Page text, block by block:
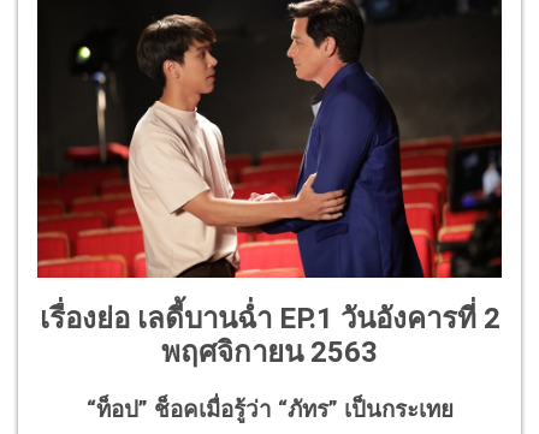
เรื่องย่อ เลดี้บานฉ่ำ EP.1 วันอังคารที่ 2
พฤศจิกายน 2563
“ท็อป” ช็อคเมื่อรู้ว่า “ภัทร” เป็นกระเทย